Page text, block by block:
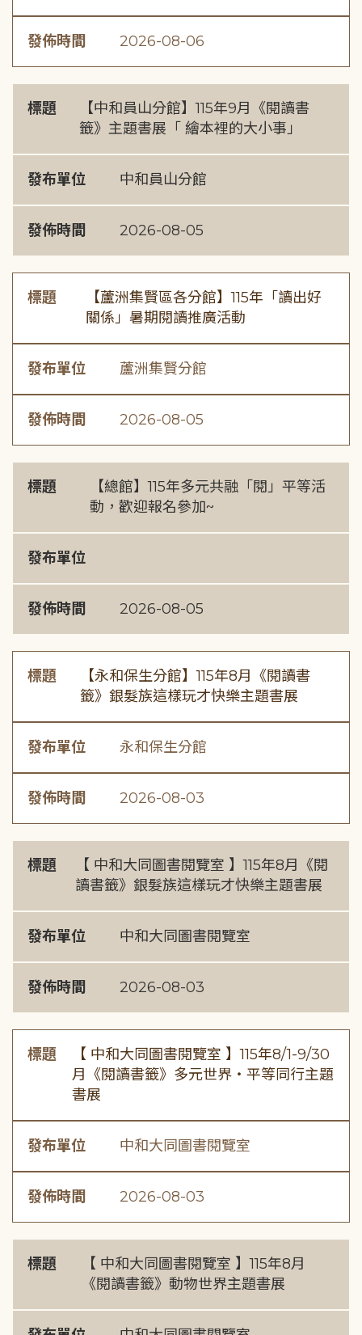
發佈時間 2026-08-06
標題
【中和員山分館】115年9月《閱讀書
籤》主題書展「 繪本裡的大小事」
發布單位 中和員山分館
發佈時間 2026-08-05
標題
【蘆洲集賢區各分館】115年「讀出好
關係」暑期閱讀推廣活動
發布單位 蘆洲集賢分館
發佈時間 2026-08-05
標題
【總館】115年多元共融「閱」平等活
動，歡迎報名參加~
發布單位
發佈時間 2026-08-05
標題
【永和保生分館】115年8月《閱讀書
籤》銀髮族這樣玩才快樂主題書展
發布單位 永和保生分館
發佈時間 2026-08-03
標題
【 中和大同圖書閱覽室 】115年8月《閱
讀書籤》銀髮族這樣玩才快樂主題書展
發布單位 中和大同圖書閱覽室
發佈時間 2026-08-03
標題
【 中和大同圖書閱覽室 】115年8/1-9/30
月《閱讀書籤》多元世界・平等同行主題
書展
發布單位 中和大同圖書閱覽室
發佈時間 2026-08-03
標題
【 中和大同圖書閱覽室 】115年8月
《閱讀書籤》動物世界主題書展